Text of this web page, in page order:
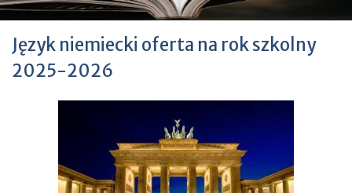
Język niemiecki oferta na rok szkolny
2025-2026